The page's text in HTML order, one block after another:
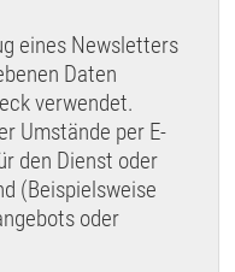
eines Newsletters
Daten
verwendet.
Umstände per E-
den Dienst oder
(Beispielsweise
oder